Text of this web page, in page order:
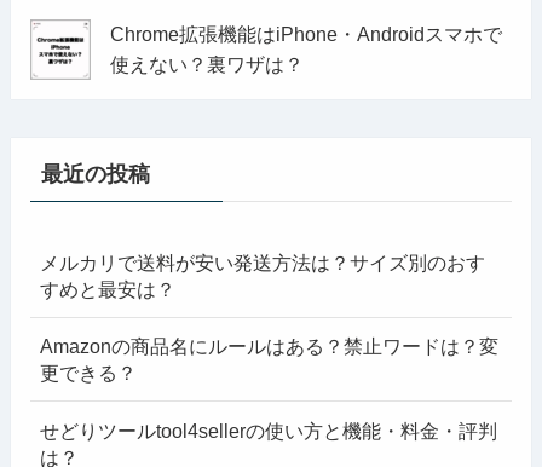
Chrome拡張機能はiPhone・Androidスマホで
使えない？裏ワザは？
最近の投稿
メルカリで送料が安い発送方法は？サイズ別のおす
すめと最安は？
Amazonの商品名にルールはある？禁止ワードは？変
更できる？
せどりツールtool4sellerの使い方と機能・料金・評判
は？